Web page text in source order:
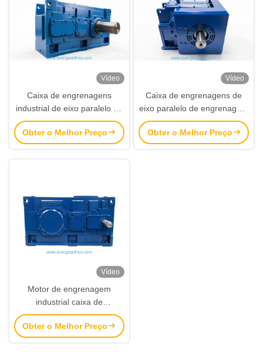
Vídeo
Caixa de engrenagens
industrial de eixo paralelo de
engrenagem helicoidal série
EH.SH com eixo sólido de
saída
Obter o Melhor Preço
Vídeo
Caixa de engrenagens de
eixo paralelo de engrenagem
helicoidal industrial com eixo
de saída sólido para
aplicações de transmissão
Obter o Melhor Preço
Vídeo
Motor de engrenagem
industrial caixa de
engrenagens hélico-convexa
de carga pesada concebida
para aplicações industriais
Obter o Melhor Preço